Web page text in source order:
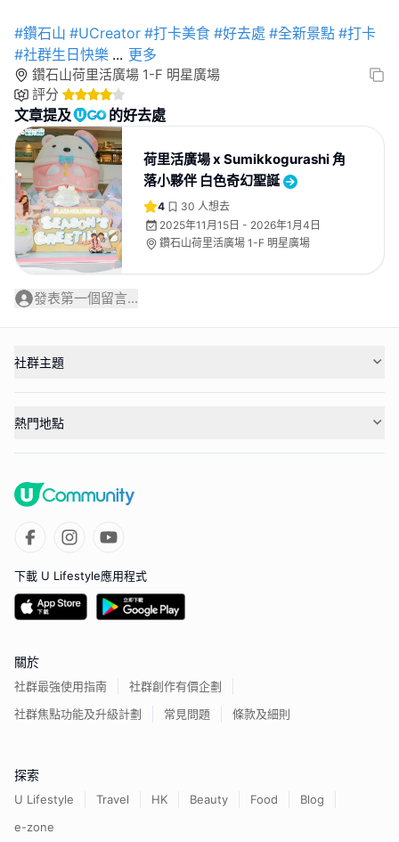
#鑽石山 #UCreator #打卡美食 #好去處 #全新景點 #打卡
#社群生日快樂 ... 更多
鑽石山荷里活廣場 1-F 明星廣場
評分
文章提及 的好去處
荷里活廣場 x Sumikkogurashi 角
落小夥伴 白色奇幻聖誕
4 30 人想去
2025年11月15日 - 2026年1月4日
鑽石山荷里活廣場 1-F 明星廣場
發表第一個留言...
社群主題
熱門地點
下載 U Lifestyle應用程式
關於
社群最強使用指南
社群創作有價企劃
社群焦點功能及升級計劃
常見問題 條款及細則
探索
U Lifestyle Travel HK Beauty Food
Blog
e-zone